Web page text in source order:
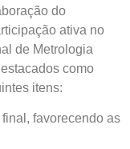
do
ativa no
de Metrologia
como
itens:
favorecendo as